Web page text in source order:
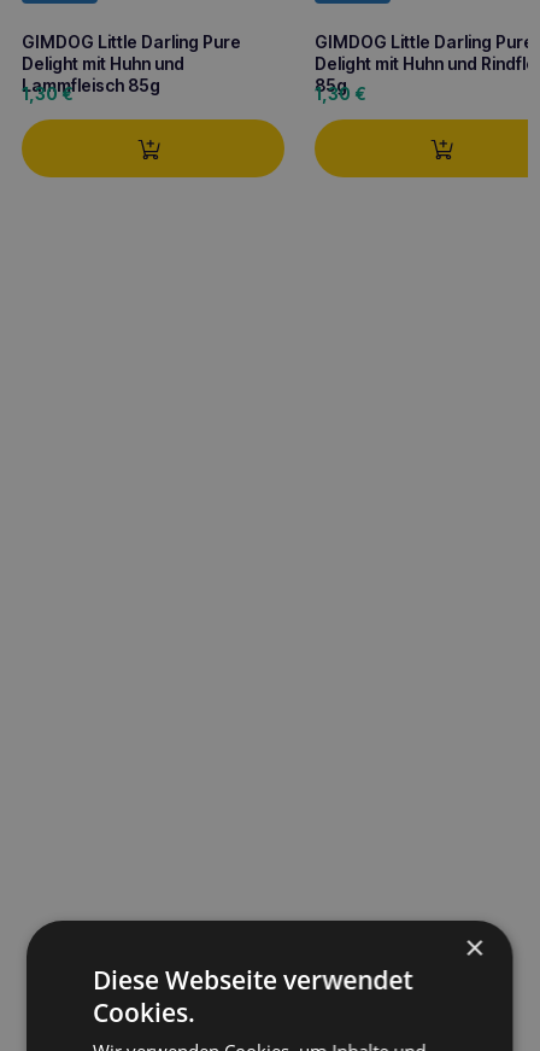
GIMDOG Little Darling Pure
Delight mit Huhn und
Lammfleisch 85g
1,30€
GIMDOG Little Darling Pure
Delight mit Huhn und
85g
1,30 €
×
Diese Webseite verwendet
Cookies.